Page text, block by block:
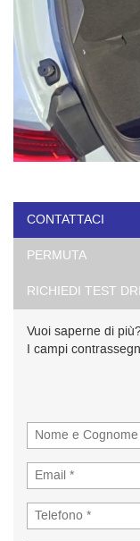
CONTATTACI
PERMUTA
RICHIEDI TEST
Vuoi saperne di
I campi